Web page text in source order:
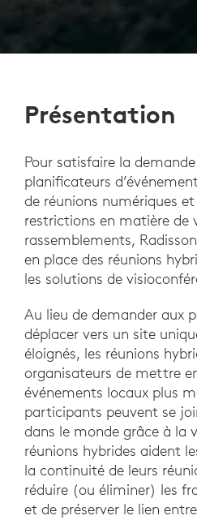
Présentation
Pour satisfaire la
planificateurs
de réunions numériques
restrictions en matière de
rassemblements,
en place des réunions
les solutions de
Au lieu de demander aux
déplacer vers un site
éloignés, les réunions
organisateurs de mettre
événements locaux plus
participants peuvent se
dans le monde grâce à la
réunions hybrides aident
la continuité de leurs
réduire (ou éliminer) les
et de préserver le lien